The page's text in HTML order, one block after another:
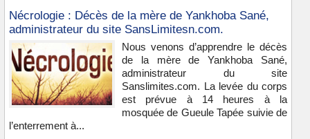
Nécrologie : Décès de la mère de Yankhoba Sané,
administrateur du site SansLimitesn.com.
Nous venons d’apprendre le décès
de la mère de Yankhoba Sané,
administrateur du site
Sanslimites.com. La levée du corps
est prévue à 14 heures à la
mosquée de Gueule Tapée suivie de
l’enterrement à...